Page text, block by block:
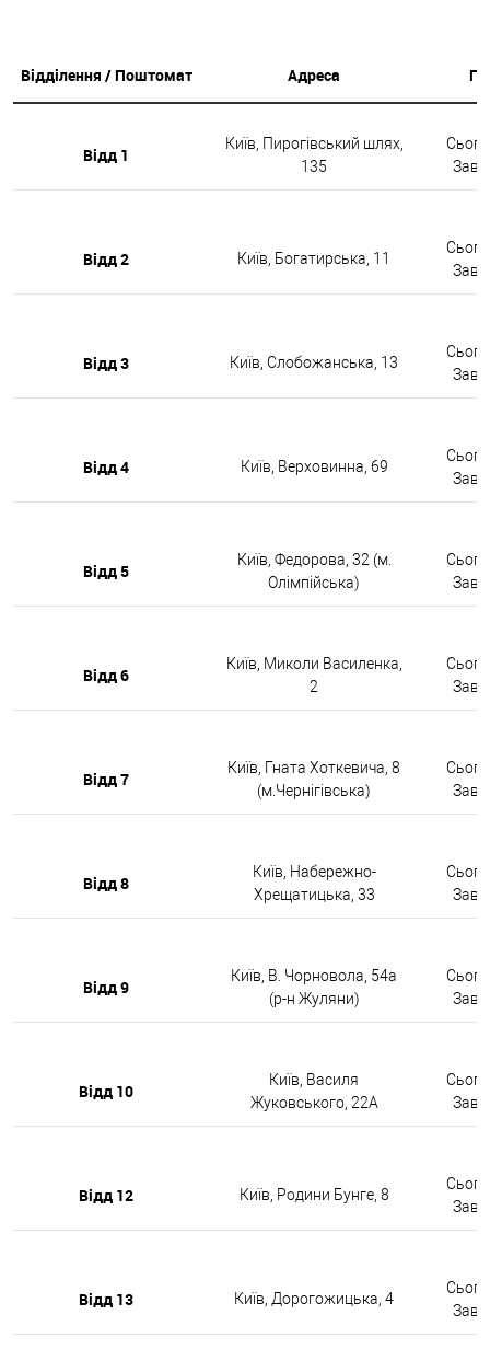
Відділення / Поштомат Адреса
Відд 1
Київ, Пирогівський шлях,
135
Відд 2 Київ, Богатирська, 11
Відд 3 Київ, Слобожанська, 13
Відд 4 Київ, Верховинна, 69
Відд 5
Київ, Федорова, 32 (м.
Олімпійська)
Відд 6
Київ, Миколи Василенка,
2
Відд 7
Київ, Гната Хоткевича, 8
(м.Чернігівська)
Відд 8
Київ, Набережно-
Хрещатицька, 33
Відд 9
Київ, В. Чорновола, 54а
(р-н Жуляни)
Відд 10
Київ, Василя
Жуковського, 22А
Відд 12 Київ, Родини Бунге, 8
Відд 13 Київ, Дорогожицька, 4